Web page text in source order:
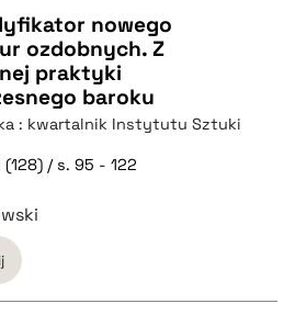
nowego
ozdobnych. Z
praktyki
baroku
: kwartalnik Instytutu Sztuki
(128) / s. 95 - 122